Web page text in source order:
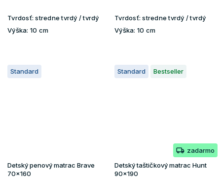
Tvrdosť: stredne tvrdý / tvrdý
Výška: 10 cm
Tvrdosť: stredne tvrdý / tvrdý
Výška: 10 cm
Standard
Detský penový matrac Brave
70x160
Standard Bestseller
zadarmo
Detský taštičkový matrac Hunt
90x190